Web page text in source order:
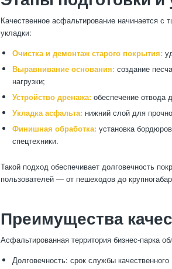
Качественное асфальтирование начинается с
укладки:
Очистка и демонтаж старого покрытия:
Выравнивание основания: создание
нагрузки;
Устройство дренажа: обеспечение отвода
Укладка асфальта: нижний слой для
Финишная обработка: установка
спецтехники.
Такой подход обеспечивает долговечность
пользователей — от пешеходов до
Преимущества
Асфальтированная территория бизнес-парка
Долговечность: срок службы